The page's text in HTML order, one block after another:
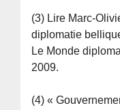
(3) Lire Marc-
diplomatie
Le Monde
2009.
(4) «